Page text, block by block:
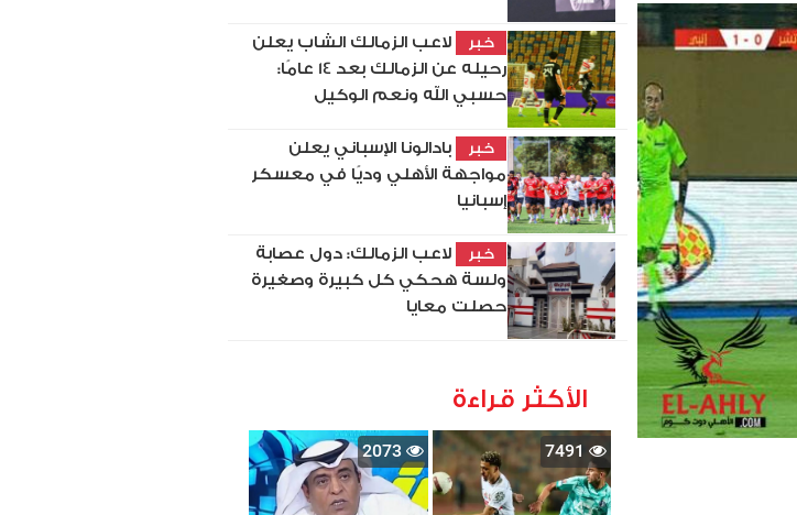
خبر
لاعب الزمالك الشاب يعلن
رحيله عن الزمالك بعد 14 عامًا:
حسبي الله ونعم الوكيل
خبر
بادالونا الإسباني يعلن
مواجهة الأهلي وديًا في معسكر
إسبانيا
خبر
لاعب الزمالك: دول عصابة
ولسة هحكي كل كبيرة وصغيرة
حصلت معايا
الأكثر قراءة
7491
2073